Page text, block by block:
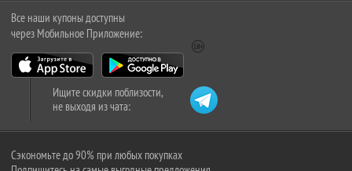
Все наши купоны доступны
через Мобильное Приложение:
Ищите скидки поблизости,
не выходя из чата:
Сэкономьте до 90% при любых покупках